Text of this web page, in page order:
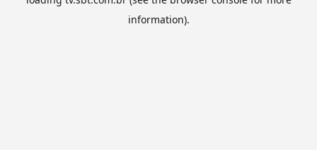
information).